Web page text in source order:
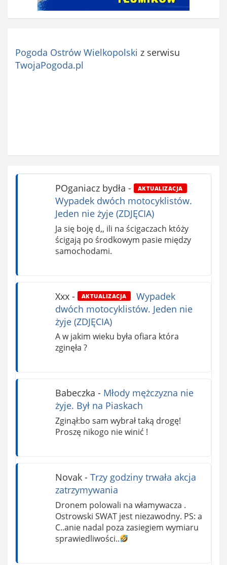
Pogoda Ostrów Wielkopolski z serwisu
TwojaPogoda.pl
POganiacz bydła - AKTUALIZACJA
Wypadek dwóch motocyklistów.
Jeden nie żyje (ZDJĘCIA)
Ja się boję d,, ili na ścigaczach któży
ścigają po środkowym pasie między
samochodami.
Xxx- AKTUALIZACJA
Wypadek
dwóch motocyklistów. Jeden nie
żyje (ZDJĘCIA)
A w jakim wieku była ofiara która
zginęła ?
Babeczka - Młody mężczyzna nie
żyje. Był na Piaskach
Zginął:bo sam wybrał taką drogę!
Proszę nikogo nie winić !
Novak- Trzy godziny trwała akcja
zatrzymywania
Dronem polowali na włamywacza .
Ostrowski SWAT jest niezawodny. PS: a
C..anie nadal poza zasiegiem wymiaru
sprawiedliwości..